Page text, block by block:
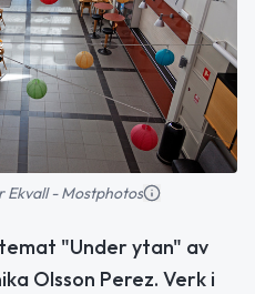
Ekvall - Mostphotos
"Under ytan" av
Olsson Perez. Verk i